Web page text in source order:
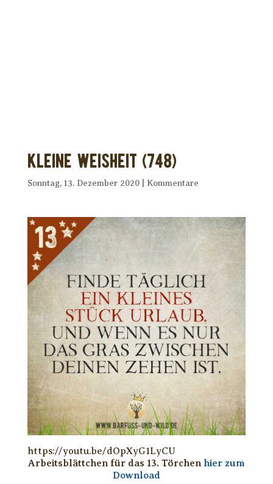
Kleine Weisheit (748)
Sonntag, 13. Dezember 2020| Kommentare
https://youtu.be/dOpXyG1LyCU
Arbeitsblättchen für das 13. Törchen hier zum
Download